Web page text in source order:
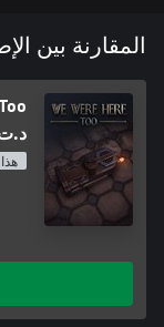
المقارنة بين
د.ت.‏
هذا